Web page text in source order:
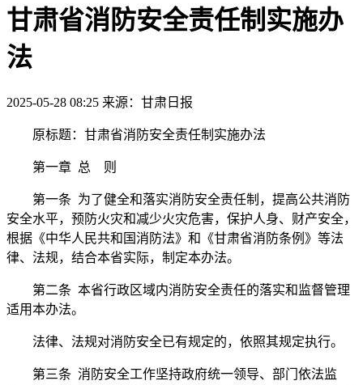
甘肃省消防安全责任制实施办
法
2025-05-28 08:25 来源：甘肃日报
原标题：甘肃省消防安全责任制实施办法
第一章 总 则
第一条 为了健全和落实消防安全责任制，提高公共消防
安全水平，预防火灾和减少火灾危害，保护人身、财产安全，
根据《中华人民共和国消防法》和《甘肃省消防条例》等法
律、法规，结合本省实际，制定本办法。
第二条 本省行政区域内消防安全责任的落实和监督管理
适用本办法。
法律、法规对消防安全已有规定的，依照其规定执行。
第三条 消防安全工作坚持政府统一领导、部门依法监